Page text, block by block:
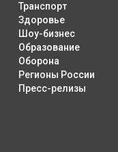
Транспорт
Здоровье
Шоу-бизнес
Образование
Оборона
Регионы России
Пресс-релизы